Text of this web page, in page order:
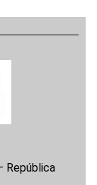
República